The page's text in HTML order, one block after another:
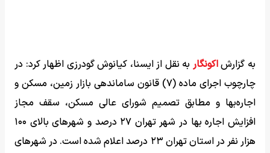
به گزارشاکونگار به نقل از ایسنا، کیانوش گودرزی اظهار کرد: در
چارچوب اجرای ماده (۷) قانون ساماندهی بازار زمین، مسکن و
اجاره‌بها و مطابق تصمیم شورای عالی مسکن، سقف مجاز
افزایش اجاره بها در شهر تهران ۲۷ درصد و شهرهای بالای ۱۰۰
هزار نفر در استان تهران ۲۳ درصد اعلام شده است. در شهرهای